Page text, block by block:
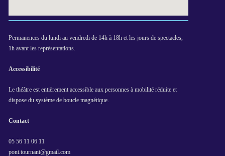
Permanences du lundi au vendredi de 14h à 18h et les jours de spectacles,
1h avant les représentations.
Accessibilité
Le théâtre est entièrement accessible aux personnes à mobilité réduite et
dispose du système de boucle magnétique.
Contact
05 56 11 06 11
pont.tournant@gmail.com